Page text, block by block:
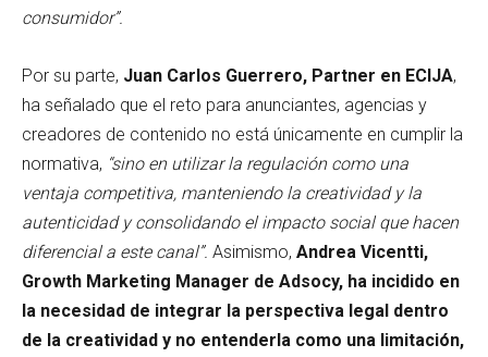
consumidor”.
Por su parte, Juan Carlos Guerrero, Partner en ECIJA,
ha señalado que el reto para anunciantes, agencias y
creadores de contenido no está únicamente en cumplir la
normativa, “sino en utilizar la regulación como una
ventaja competitiva, manteniendo la creatividad y la
autenticidad y consolidando el impacto social que hacen
diferencial a este canal”. Asimismo, Andrea Vicentti,
Growth Marketing Manager de Adsocy, ha incidido en
la necesidad de integrar la perspectiva legal dentro
de la creatividad y no entenderla como una limitación,